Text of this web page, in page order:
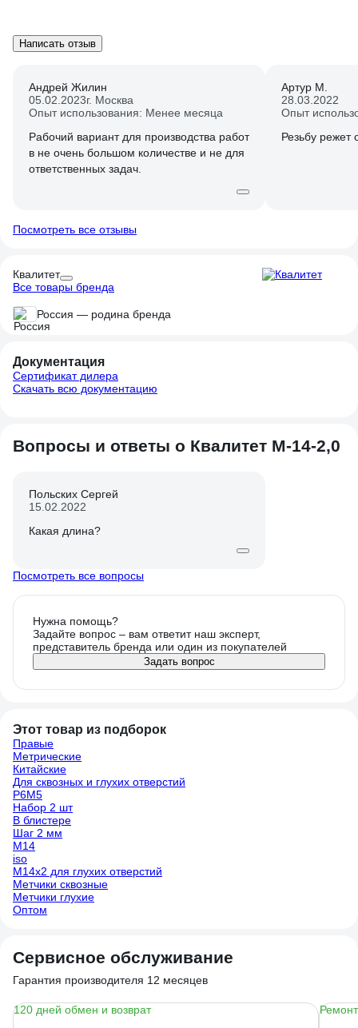
Написать отзыв
Андрей Жилин
05.02.2023г. Москва
Опыт использования: Менее месяца
Рабочий вариант для производства работ
в не очень большом количестве и не для
ответственных задач.
Артур М.
28.03.2022
Опыт
Резьбу режет
Посмотреть все отзывы
Квалитет
Все товары бренда
Россия — родина бренда
Документация
Сертификат дилера
Скачать всю документацию
Вопросы и ответы о Квалитет М-14-2,0
Польских Сергей
15.02.2022
Какая длина?
Посмотреть все вопросы
Нужна помощь?
Задайте вопрос – вам ответит наш эксперт,
представитель бренда или один из покупателей
Задать вопрос
Этот товар из подборок
Правые
Метрические
Китайские
Для сквозных и глухих отверстий
Р6М5
Набор 2 шт
В блистере
Шаг 2 мм
М14
iso
М14х2 для глухих отверстий
Метчики сквозные
Метчики глухие
Оптом
Сервисное обслуживание
Гарантия производителя 12 месяцев
120 дней обмен и возврат